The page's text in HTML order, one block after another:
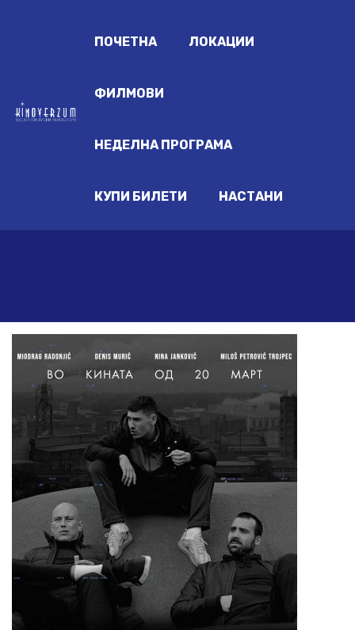
ПОЧЕТНА ЛОКАЦИИ
ФИЛМОВИ
НЕДЕЛНА ПРОГРАМА
КУПИ БИЛЕТИ НАСТАНИ